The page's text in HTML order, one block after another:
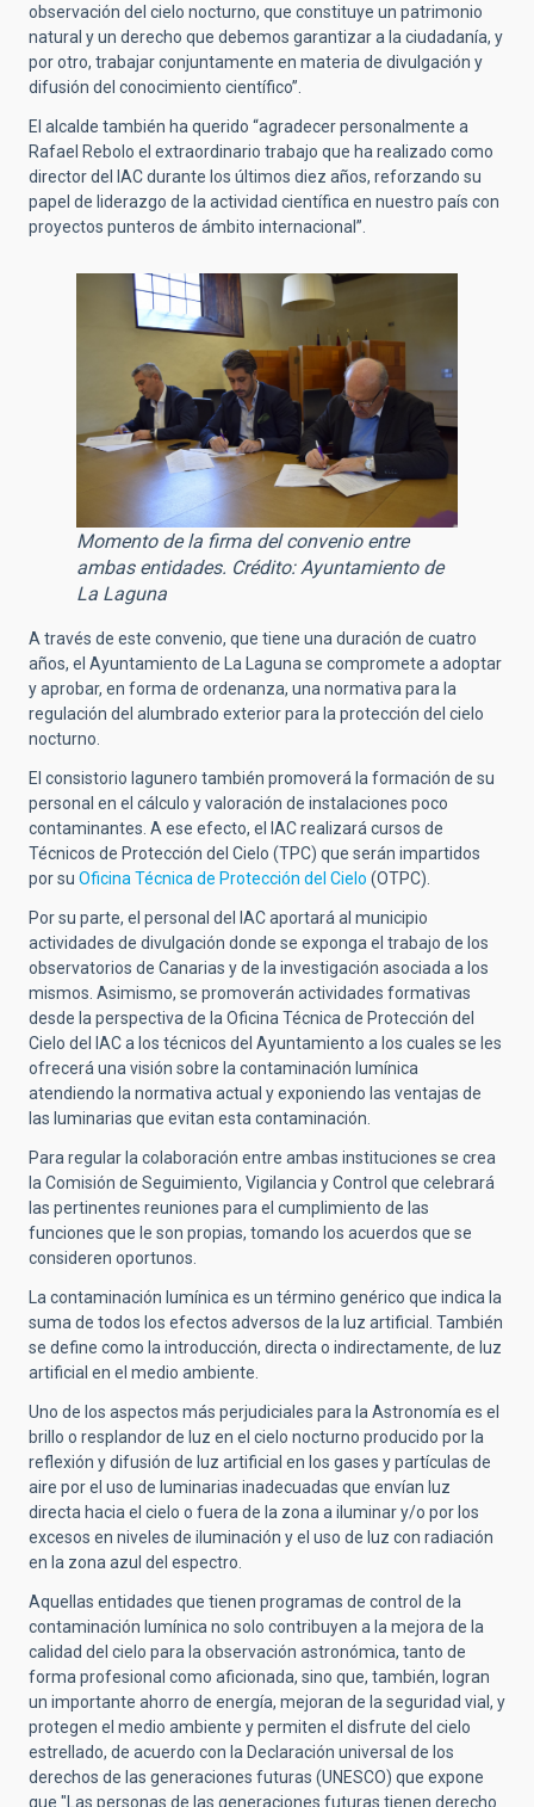
observación del cielo nocturno, que constituye un patrimonio
natural y un derecho que debemos garantizar a la ciudadanía, y
por otro, trabajar conjuntamente en materia de divulgación y
difusión del conocimiento científico”.
El alcalde también ha querido “agradecer personalmente a
Rafael Rebolo el extraordinario trabajo que ha realizado como
director del IAC durante los últimos diez años, reforzando su
papel de liderazgo de la actividad científica en nuestro país con
proyectos punteros de ámbito internacional”.
Momento de la firma del convenio entre
ambas entidades. Crédito: Ayuntamiento de
La Laguna
A través de este convenio, que tiene una duración de cuatro
años, el Ayuntamiento de La Laguna se compromete a adoptar
y aprobar, en forma de ordenanza, una normativa para la
regulación del alumbrado exterior para la protección del cielo
nocturno.
El consistorio lagunero también promoverá la formación de su
personal en el cálculo y valoración de instalaciones poco
contaminantes. A ese efecto, el IAC realizará cursos de
Técnicos de Protección del Cielo (TPC) que serán impartidos
por su Oficina Técnica de Protección del Cielo (OTPC).
Por su parte, el personal del IAC aportará al municipio
actividades de divulgación donde se exponga el trabajo de los
observatorios de Canarias y de la investigación asociada a los
mismos. Asimismo, se promoverán actividades formativas
desde la perspectiva de la Oficina Técnica de Protección del
Cielo del IAC a los técnicos del Ayuntamiento a los cuales se les
ofrecerá una visión sobre la contaminación lumínica
atendiendo la normativa actual y exponiendo las ventajas de
las luminarias que evitan esta contaminación.
Para regular la colaboración entre ambas instituciones se crea
la Comisión de Seguimiento, Vigilancia y Control que celebrará
las pertinentes reuniones para el cumplimiento de las
funciones que le son propias, tomando los acuerdos que se
consideren oportunos.
La contaminación lumínica es un término genérico que indica la
suma de todos los efectos adversos de la luz artificial. También
se define como la introducción, directa o indirectamente, de luz
artificial en el medio ambiente.
Uno de los aspectos más perjudiciales para la Astronomía es el
brillo o resplandor de luz en el cielo nocturno producido por la
reflexión y difusión de luz artificial en los gases y partículas de
aire por el uso de luminarias inadecuadas que envían luz
directa hacia el cielo o fuera de la zona a iluminar y/o por los
excesos en niveles de iluminación y el uso de luz con radiación
en la zona azul del espectro.
Aquellas entidades que tienen programas de control de la
contaminación lumínica no solo contribuyen a la mejora de la
calidad del cielo para la observación astronómica, tanto de
forma profesional como aficionada, sino que, también, logran
un importante ahorro de energía, mejoran de la seguridad vial, y
protegen el medio ambiente y permiten el disfrute del cielo
estrellado, de acuerdo con la Declaración universal de los
derechos de las generaciones futuras (UNESCO) que expone
que "Las personas de las generaciones futuras tienen derecho